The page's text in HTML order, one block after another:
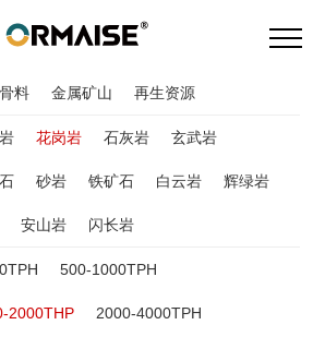
料 金属矿山 再生资源
花岗岩 石灰岩 玄武岩
砂岩 铁矿石 白云岩 辉绿岩
安山岩 闪长岩
500-1000TPH
2000THP 2000-4000TPH